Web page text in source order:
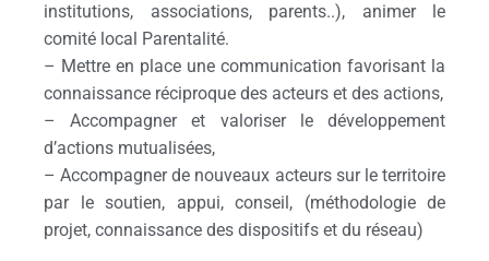
institutions, associations, parents..), animer le
comité local Parentalité.
– Mettre en place une communication favorisant la
connaissance réciproque des acteurs et des actions,
– Accompagner et valoriser le développement
d’actions mutualisées,
– Accompagner de nouveaux acteurs sur le territoire
par le soutien, appui, conseil, (méthodologie de
projet, connaissance des dispositifs et du réseau)